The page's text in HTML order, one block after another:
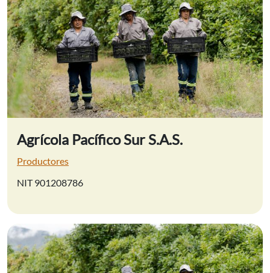
Agrícola Pacífico Sur S.A.S.
Productores
NIT 901208786